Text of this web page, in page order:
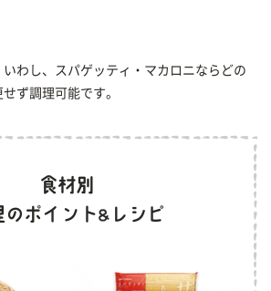
わし、スパゲッティ・マカロニならどの
ず調理可能です。